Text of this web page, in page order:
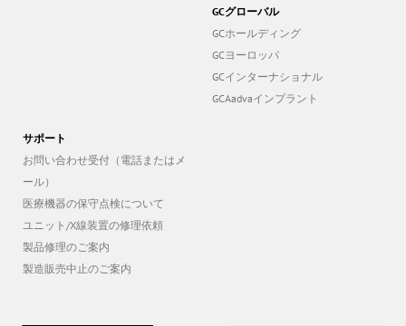
GCグローバル
GCホールディング
GCヨーロッパ
GCインターナショナル
GCAadvaインプラント
サポート
お問い合わせ受付（電話またはメ
ール）
医療機器の保守点検について
ユニット/X線装置の修理依頼
製品修理のご案内
製造販売中止のご案内